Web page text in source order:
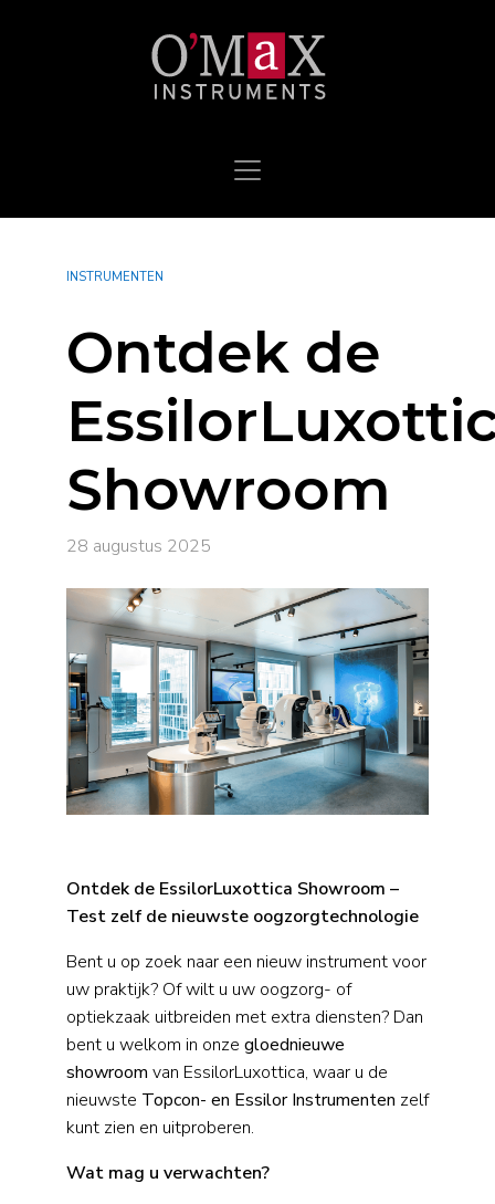
INSTRUMENTEN
Ontdek de
Showroom
28 augustus 2025
Ontdek de EssilorLuxottica Showroom –
Test zelf de nieuwste oogzorgtechnologie
Bent u op zoek naar een nieuw instrument voor
uw praktijk? Of wilt u uw oogzorg- of
optiekzaak uitbreiden met extra diensten? Dan
bent u welkom in onze gloednieuwe
showroom van EssilorLuxottica, waar u de
nieuwste Topcon- en Essilor Instrumenten zelf
kunt zien en uitproberen.
Wat mag u verwachten?